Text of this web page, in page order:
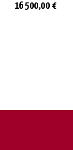
16 500,00 €